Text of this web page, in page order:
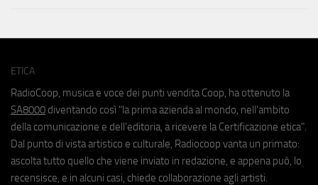
ETICA
RadioCoop, musica e voce dei punti vendita Coop, ha ottenuto la
SA8000 diventando così "la prima azienda al mondo, nell'ambito
della comunicazione e dell'editoria, a ricevere la Certificazione etica".
Dal punto di vista artistico e culturale, Radiocoop vanta un primato:
ascolta tutto quello che viene inviato in redazione, e appena può, lo
recensisce, e in alcuni casi, chiede collaborazione agli artisti.